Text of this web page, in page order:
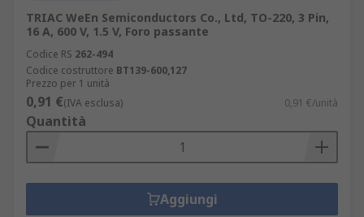
TRIAC WeEn Semiconductors Co., Ltd, TO-220, 3 Pin,
16 A, 600 V, 1.5 V, Foro passante
Codice RS 262-494
Codice costruttore BT139-600,127
Prezzo per 1 unità
0,91 €(IVA esclusa) 0,91 €/unità
Quantità
Aggiungi